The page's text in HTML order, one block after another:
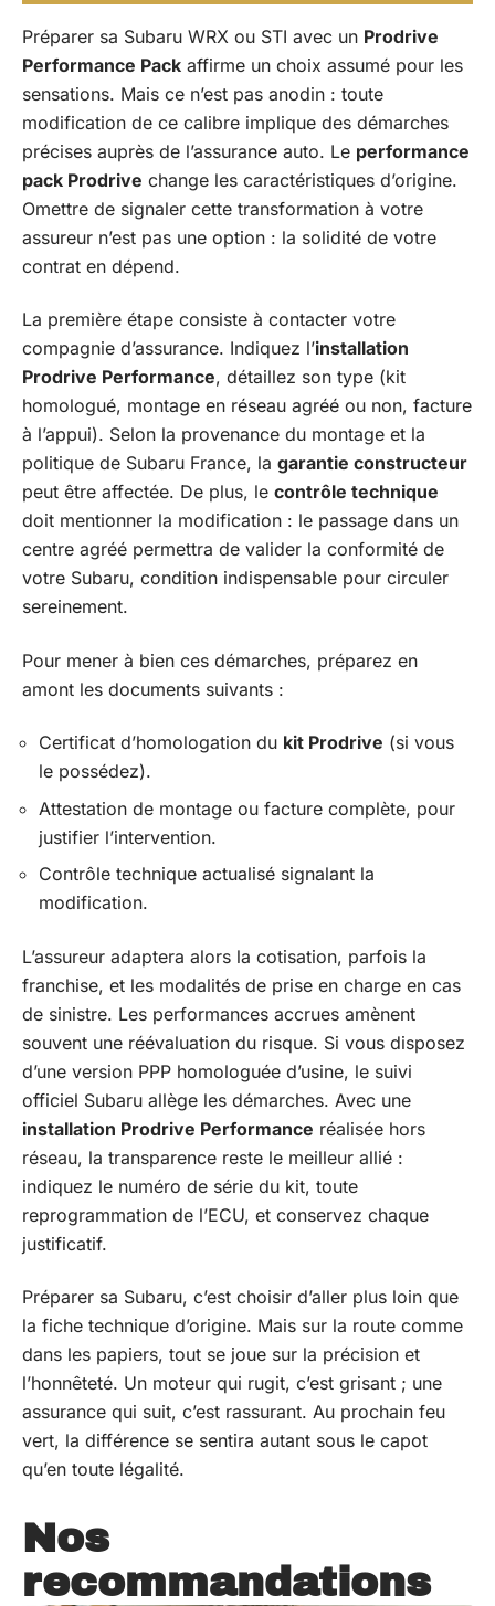
Préparer sa Subaru WRX ou STI avec un Prodrive
Performance Pack affirme un choix assumé pour les
sensations. Mais ce n’est pas anodin : toute
modification de ce calibre implique des démarches
précises auprès de l’assurance auto. Le performance
pack Prodrive change les caractéristiques d’origine.
Omettre de signaler cette transformation à votre
assureur n’est pas une option : la solidité de votre
contrat en dépend.
La première étape consiste à contacter votre
compagnie d’assurance. Indiquez l’installation
Prodrive Performance, détaillez son type (kit
homologué, montage en réseau agréé ou non, facture
à l’appui). Selon la provenance du montage et la
politique de Subaru France, la garantie constructeur
peut être affectée. De plus, le contrôle technique
doit mentionner la modification : le passage dans un
centre agréé permettra de valider la conformité de
votre Subaru, condition indispensable pour circuler
sereinement.
Pour mener à bien ces démarches, préparez en
amont les documents suivants :
Certificat d’homologation du kit Prodrive (si vous
le possédez).
Attestation de montage ou facture complète, pour
justifier l’intervention.
Contrôle technique actualisé signalant la
modification.
L’assureur adaptera alors la cotisation, parfois la
franchise, et les modalités de prise en charge en cas
de sinistre. Les performances accrues amènent
souvent une réévaluation du risque. Si vous disposez
d’une version PPP homologuée d’usine, le suivi
officiel Subaru allège les démarches. Avec une
installation Prodrive Performance réalisée hors
réseau, la transparence reste le meilleur allié :
indiquez le numéro de série du kit, toute
reprogrammation de l’ECU, et conservez chaque
justificatif.
Préparer sa Subaru, c’est choisir d’aller plus loin que
la fiche technique d’origine. Mais sur la route comme
dans les papiers, tout se joue sur la précision et
l’honnêteté. Un moteur qui rugit, c’est grisant ; une
assurance qui suit, c’est rassurant. Au prochain feu
vert, la différence se sentira autant sous le capot
qu’en toute légalité.
Nos
recommandations